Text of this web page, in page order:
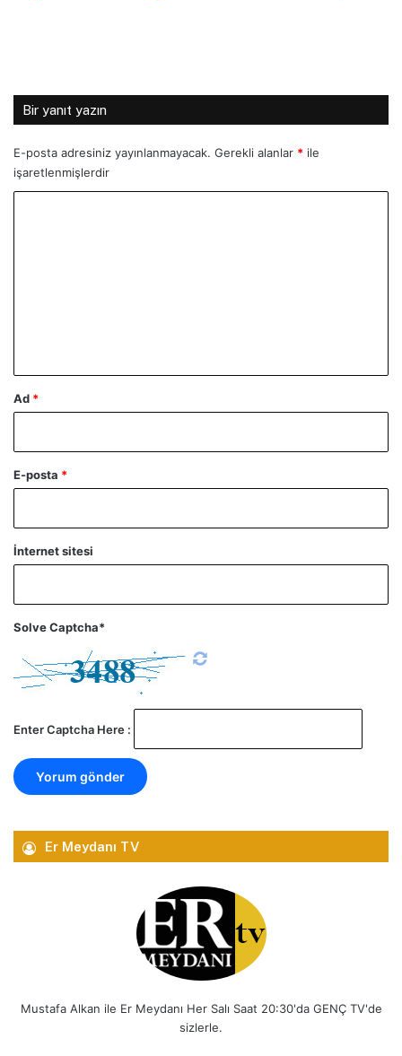
Bir yanıt yazın
E-posta adresiniz yayınlanmayacak. Gerekli alanlar * ile
işaretlenmişlerdir
Ad *
E-posta *
İnternet sitesi
Solve Captcha*
Enter Captcha Here :
Er Meydanı TV
Mustafa Alkan ile Er Meydanı Her Salı Saat 20:30'da GENÇ TV'de
sizlerle.